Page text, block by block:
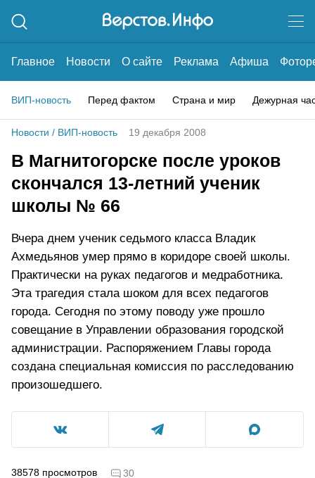
Главное Новости О сайте Реклама Афиша
ВИП-новость Перед фактом Страна и мир Дежурная
Новости / ВИП-новость 19 декабря 2008
В Магнитогорске после уроков
скончался 13-летний ученик
школы № 66
Вчера днем ученик седьмого класса Владик
Ахмедьянов умер прямо в коридоре своей школы.
Практически на руках педагогов и медработника.
Эта трагедия стала шоком для всех педагогов
города. Сегодня по этому поводу уже прошло
совещание в Управлении образования городской
администрации. Распоряжением Главы города
создана специальная комиссия по расследованию
произошедшего.
38578 просмотров 30